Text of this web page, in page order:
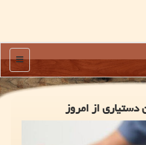
منو
از امروز